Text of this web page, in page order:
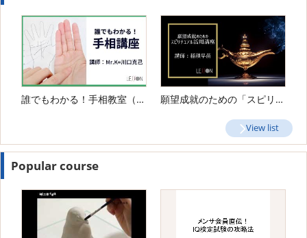
誰でもわかる！手相教室（基礎科・応用科） 願望成就のための「スピリチュアル活用講座」
View list
Popular course